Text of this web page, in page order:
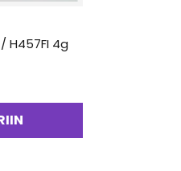
H457FI 4g